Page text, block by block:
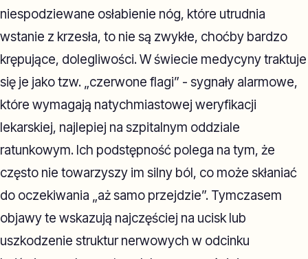
niespodziewane osłabienie nóg, które utrudnia
wstanie z krzesła, to nie są zwykłe, choćby bardzo
krępujące, dolegliwości. W świecie medycyny traktuje
się je jako tzw. „czerwone flagi” - sygnały alarmowe,
które wymagają natychmiastowej weryfikacji
lekarskiej, najlepiej na szpitalnym oddziale
ratunkowym. Ich podstępność polega na tym, że
często nie towarzyszy im silny ból, co może skłaniać
do oczekiwania „aż samo przejdzie”. Tymczasem
objawy te wskazują najczęściej na ucisk lub
uszkodzenie struktur nerwowych w odcinku